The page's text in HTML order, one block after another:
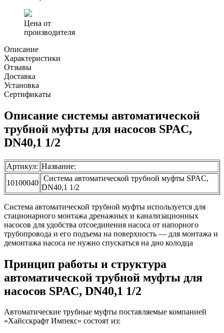
SPAC,
DN40,1Цена от
производителя
Описание
Характеристики
Отзывы
Доставка
Установка
Сертификаты
Описание системы автоматической
трубной муфты для насосов SPAC,
DN40,1 1/2
Артикул: Название:
10100040
Система автоматической трубной муфты SPAC,
DN40,1 1/2
Система автоматической трубной муфты используется для
стационарного монтажа дренажных и канализационных
насосов для удобства отсоединения насоса от напорного
трубопровода и его подъема на поверхность — для монтажа и
демонтажа насоса не нужно спускаться на дно колодца
Принцип работы и структура
автоматической трубной муфты для
насосов SPAC, DN40,1 1/2
Автоматические трубные муфты поставляемые компанией
«Хайсскрафт Импекс» состоят из: